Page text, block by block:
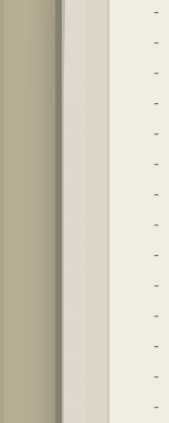
-
-
-
-
-
-
-
-
-
-
-
-
-
-